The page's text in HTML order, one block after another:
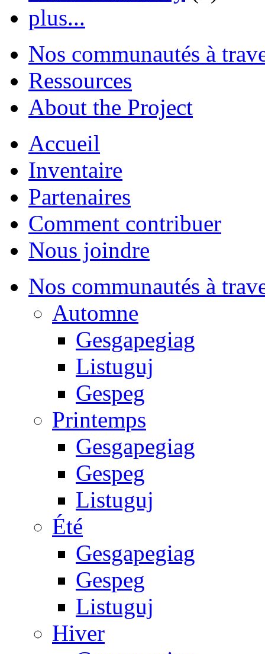
plus...
Nos communautés à
Ressources
About the Project
Accueil
Inventaire
Partenaires
Comment contribuer
Nous joindre
Nos communautés à
Automne
Gesgapegiag
Listuguj
Gespeg
Printemps
Gesgapegiag
Gespeg
Listuguj
Été
Gesgapegiag
Gespeg
Listuguj
Hiver